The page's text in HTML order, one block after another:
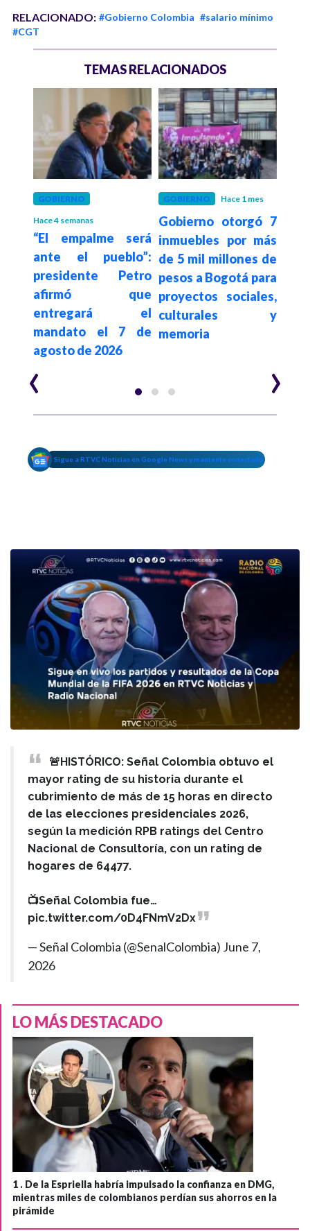
RELACIONADO: #Gobierno Colombia #salario mínimo
#CGT
TEMAS RELACIONADOS
GOBIERNO
Hace 4 semanas
“El empalme será
ante el pueblo”:
presidente Petro
afirmó que
entregará el
mandato el 7 de
agosto de 2026
GOBIERNO Hace 1 mes
Gobierno otorgó 7
inmuebles por más
de 5 mil millones de
pesos a Bogotá para
proyectos sociales,
culturales y
memoria
‹ ›
Sigue a RTVC Noticias en Google News y mantente conectado
🚨HISTÓRICO: Señal Colombia obtuvo el
mayor rating de su historia durante el
cubrimiento de más de 15 horas en directo
de las elecciones presidenciales 2026,
según la medición RPB ratings del Centro
Nacional de Consultoría, con un rating de
hogares de 64477.
📺Señal Colombia fue…
pic.twitter.com/0D4FNmV2Dx
— Señal Colombia (@SenalColombia) June 7,
2026
LO MÁS DESTACADO
1 . De la Espriella habría impulsado la confianza en DMG,
mientras miles de colombianos perdían sus ahorros en la
pirámide